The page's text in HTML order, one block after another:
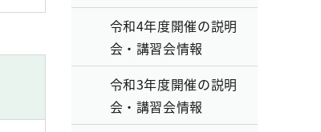
令和4年度開催の説明
会・講習会情報
令和3年度開催の説明
会・講習会情報